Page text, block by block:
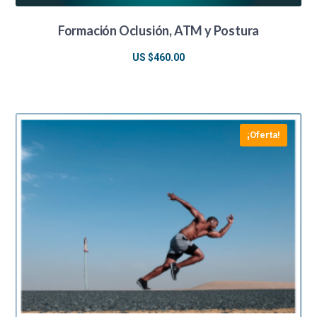
Formación Oclusión, ATM y Postura
US $460.00
¡Oferta!